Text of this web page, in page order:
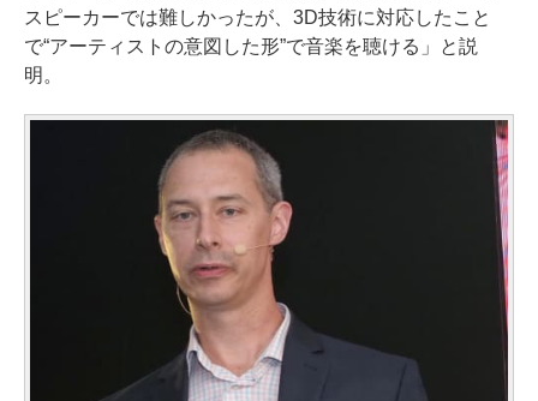
スピーカーでは難しかったが、3D技術に対応したこと
で“アーティストの意図した形”で音楽を聴ける」と説
明。